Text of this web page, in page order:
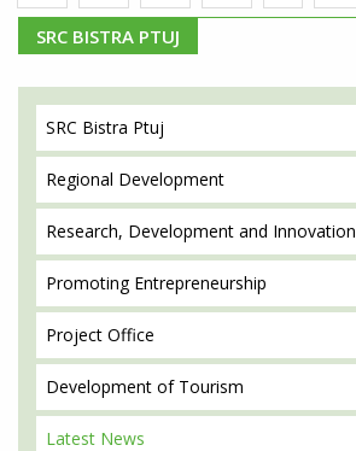
SRC BISTRA PTUJ
SRC Bistra Ptuj
Regional Development
Research, Development and Innovation
Promoting Entrepreneurship
Project Office
Development of Tourism
Latest News